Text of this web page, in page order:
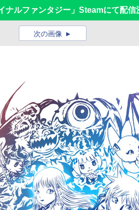
ナルファンタジー」Steamにて配信
次の画像